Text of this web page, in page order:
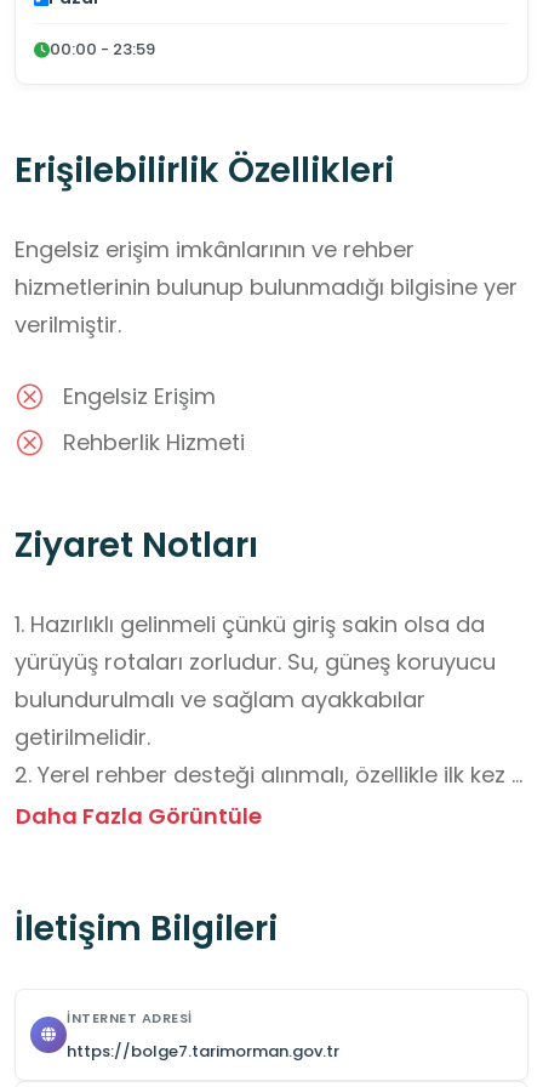
00:00 - 23:59
Erişilebilirlik Özellikleri
Engelsiz erişim imkânlarının ve rehber
hizmetlerinin bulunup bulunmadığı bilgisine yer
verilmiştir.
Engelsiz Erişim
Rehberlik Hizmeti
Ziyaret Notları
1. Hazırlıklı gelinmeli çünkü giriş sakin olsa da
yürüyüş rotaları zorludur. Su, güneş koruyucu
bulundurulmalı ve sağlam ayakkabılar
getirilmelidir.
2. Yerel rehber desteği alınmalı, özellikle ilk kez
gelenler açısından faydalı olacaktır.
4. Demirkazık Dağı çevresinde dikkatli
5. Çamardı minibüs saatleri kontrol edilmelidir,
Daha Fazla Görüntüle
İletişim Bilgileri
İNTERNET ADRESI
https://bolge7.tarimorman.gov.tr